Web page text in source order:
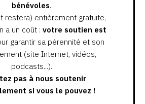
bénévoles.
restera) entièrement gratuite,
a un coût : votre soutien est
garantir sa pérennité et son
(site Internet, vidéos,
podcasts...).
pas à nous soutenir
si vous le pouvez !